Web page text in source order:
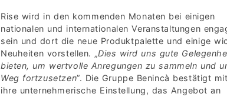
Rise wird in den kommenden Monaten bei einigen
nationalen und internationalen Veranstaltungen
sein und dort die neue Produktpalette und einige
Neuheiten vorstellen. „Dies wird uns gute
bieten, um wertvolle Anregungen zu sammeln und
Weg fortzusetzen”. Die Gruppe Benincà bestätigt
ihre unternehmerische Einstellung, das Angebot an